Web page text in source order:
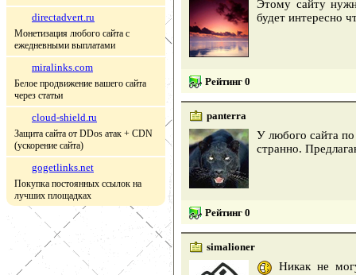
directadvert.ru
Монетизация любого сайта с
ежедневными выплатами
miralinks.com
Белое продвижение вашего сайта
через статьи
cloud-shield.ru
Защита сайта от DDos атак + CDN
(ускорение сайта)
gogetlinks.net
Покупка постоянных ссылок на
лучших площадках
Этому сайту
будет интересно
Рейтинг 0
panterra
У любого сайта по
странно.
Рейтинг 0
simalioner
Никак не